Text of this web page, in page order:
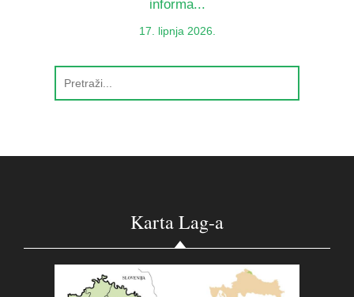
informa...
17. lipnja 2026.
Karta Lag-a